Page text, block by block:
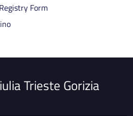
Form
Trieste Gorizia